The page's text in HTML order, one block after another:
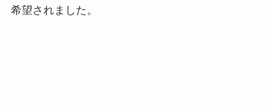
希望されました。